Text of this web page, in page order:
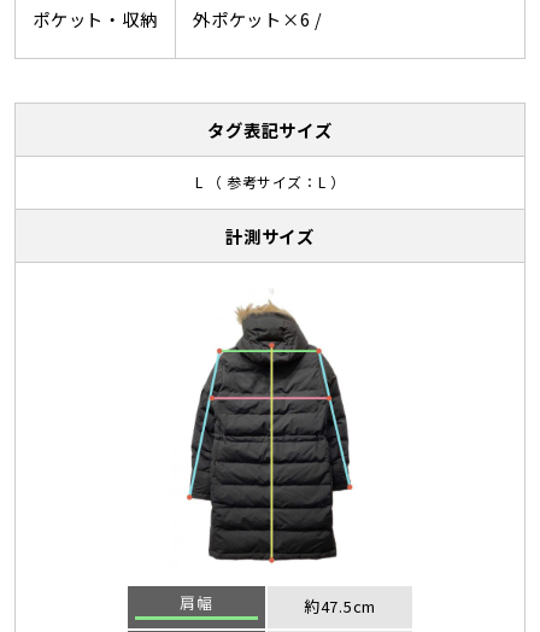
ポケット・収納 外ポケット×6 /
タグ表記サイズ
L （ 参考サイズ：L ）
計測サイズ
肩幅
約47.5cm